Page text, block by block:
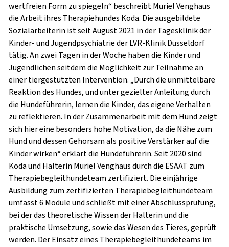
wertfreien Form zu spiegeln“ beschreibt Muriel Venghaus
die Arbeit ihres Therapiehundes Koda. Die ausgebildete
Sozialarbeiterin ist seit August 2021 in der Tagesklinik der
Kinder- und Jugendpsychiatrie der LVR-Klinik Düsseldorf
tätig. An zwei Tagen in der Woche haben die Kinder und
Jugendlichen seitdem die Möglichkeit zur Teilnahme an
einer tiergestützten Intervention. „Durch die unmittelbare
Reaktion des Hundes, und unter gezielter Anleitung durch
die Hundeführerin, lernen die Kinder, das eigene Verhalten
zu reflektieren. In der Zusammenarbeit mit dem Hund zeigt
sich hier eine besonders hohe Motivation, da die Nähe zum
Hund und dessen Gehorsam als positive Verstärker auf die
Kinder wirken“ erklärt die Hundeführerin. Seit 2020 sind
Koda und Halterin Muriel Venghaus durch die ESAAT zum
Therapiebegleithundeteam zertifiziert. Die einjährige
Ausbildung zum zertifizierten Therapiebegleithundeteam
umfasst 6 Module und schließt mit einer Abschlussprüfung,
bei der das theoretische Wissen der Halterin und die
praktische Umsetzung, sowie das Wesen des Tieres, geprüft
werden. Der Einsatz eines Therapiebegleithundeteams im